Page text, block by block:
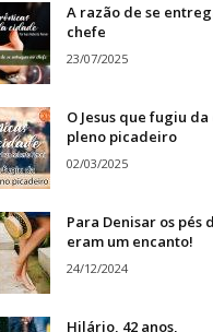
A razão de se
chefe
23/07/2025
O Jesus que fugiu
pleno picadeiro
02/03/2025
Para Denisar os pés
eram um encanto!
24/12/2024
Hilário, 42 anos,